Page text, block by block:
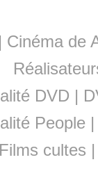
| Cinéma de
DVD |
People
Films cultes